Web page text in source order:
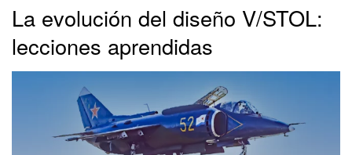
La evolución del diseño V/STOL:
lecciones aprendidas